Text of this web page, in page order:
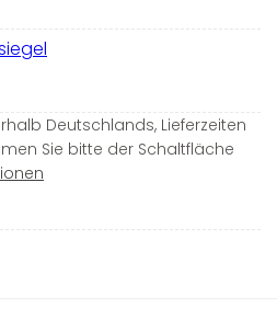
Deutschlands, Lieferzeiten
Sie bitte der Schaltfläche